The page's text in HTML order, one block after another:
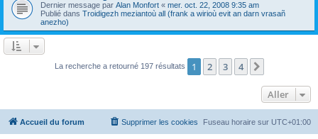
Dernier message par Alan Monfort « mer. oct. 22, 2008 9:35 am
Publié dans Troidigezh meziantoù all (frank a wirioù evit an darn vrasañ
anezho)
La recherche a retourné 197 résultats 1 2 3 4
Aller
Accueil du forum Fuseau horaire sur UTC+01:00
Supprimer les cookies